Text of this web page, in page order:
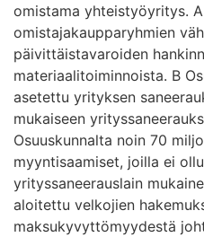
omistama yhteistyöyritys.
omistajakaupparyhmien
päivittäistavaroiden
materiaalitoiminnoista. B
asetettu yrityksen
mukaiseen
Osuuskunnalta noin 70
myyntisaamiset, joilla ei
yrityssaneerauslain
aloitettu velkojien
maksukyvyttömyydestä